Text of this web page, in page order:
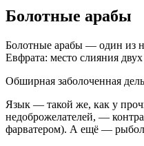
Болотные арабы
Болотные арабы — один из
Евфрата: место слияния
Обширная заболоченная
Язык — такой же, как у
недоброжелателей, —
фарватером). А ещё —